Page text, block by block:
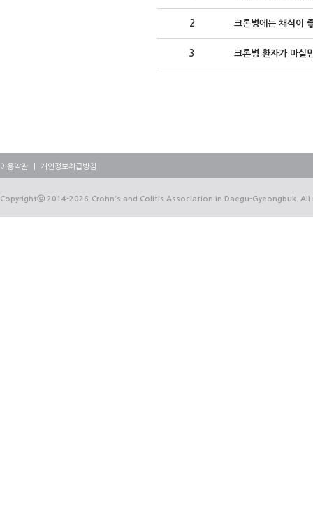
2 크론병에는 채식이
3 크론병 환자가 마실
이용약관 개인정보취급방침
Copyrightⓒ 2014-2026 Crohn's and Colitis Association in Daegu-Gyeongbuk. All